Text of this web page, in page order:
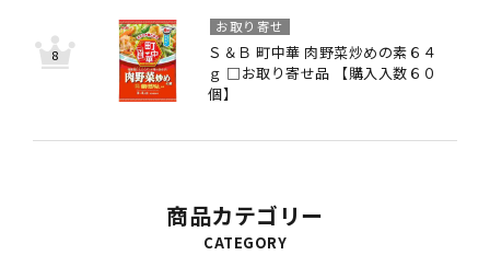
Ｓ＆Ｂ 町中華 肉野菜炒めの素６４
ｇ □お取り寄せ品 【購入入数６０
個】
お取り寄せ
商品カテゴリー
CATEGORY